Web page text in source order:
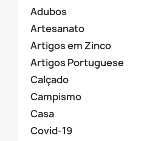
Adubos
Artesanato
Artigos em Zinco
Artigos Portuguese
Calçado
Campismo
Casa
Covid-19